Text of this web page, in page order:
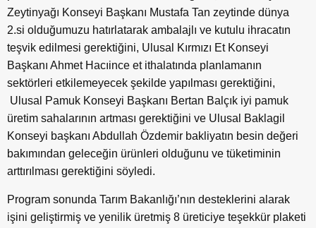
Zeytinyağı Konseyi Başkanı Mustafa Tan zeytinde dünya
2.si olduğumuzu hatırlatarak ambalajlı ve kutulu ihracatın
teşvik edilmesi gerektiğini, Ulusal Kırmızı Et Konseyi
Başkanı Ahmet Hacıince et ithalatında planlamanın
sektörleri etkilemeyecek şekilde yapılması gerektiğini,
Ulusal Pamuk Konseyi Başkanı Bertan Balçık iyi pamuk
üretim sahalarının artması gerektiğini ve Ulusal Baklagil
Konseyi başkanı Abdullah Özdemir bakliyatın besin değeri
bakımından geleceğin ürünleri olduğunu ve tüketiminin
arttırılması gerektiğini söyledi.
Program sonunda Tarım Bakanlığı’nın desteklerini alarak
işini geliştirmiş ve yenilik üretmiş 8 üreticiye teşekkür plaketi